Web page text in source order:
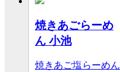
焼きあごらーめ
ん 小池
焼きあご塩らーめん